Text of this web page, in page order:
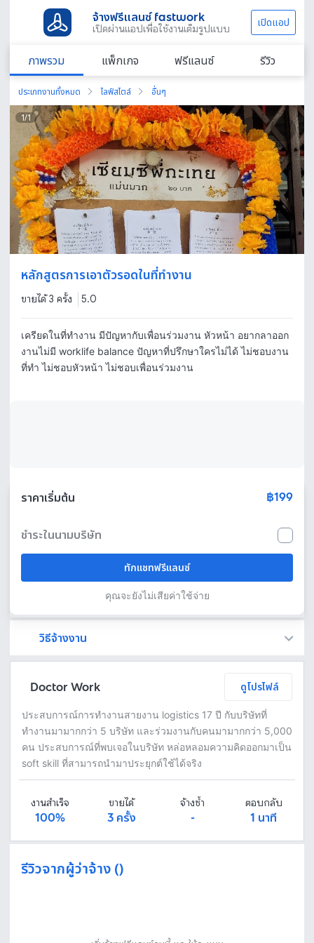
จ้างฟรีแลนซ์ fastwork
เปิดผ่านแอปเพื่อใช้งานเต็มรูปแบบ เปิดแอป
ภาพรวม แพ็กเกจ ฟรีแลนซ์ รีวิว
ประเภทงานทั้งหมด ไลฟ์สไตล์ อื่นๆ
1/1
หลักสูตรการเอาตัวรอดในที่ทำงาน
ขายได้ 3 ครั้ง 5.0
เครียดในที่ทำงาน มีปัญหากับเพื่อนร่วมงาน หัวหน้า อยากลาออก
งานไม่มี worklife balance ปัญหาที่ปรึกษาใครไม่ได้ ไม่ชอบงาน
ราคาเริ่มต้น ฿199
ชำระในนามบริษัท
ทักแชทฟรีแลนซ์
คุณจะยังไม่เสียค่าใช้จ่าย
วิธีจ้างงาน
Doctor Work ดูโปรไฟล์
ประสบการณ์การทำงานสายงาน logistics 17 ปี กับบริษัทที่
ทำงานมามากกว่า 5 บริษัท และร่วมงานกับคนมามากกว่า 5,000
คน ประสบการณ์ที่พบเจอในบริษัท หล่อหลอมความคิดออกมาเป็น
soft skill ที่สามารถนำมาประยุกต์ใช้ได้จริง
งานสำเร็จ
100%
ขายได้
3 ครั้ง
จ้างซ้ำ
-
ตอบกลับ
1 นาที
รีวิวจากผู้ว่าจ้าง ()